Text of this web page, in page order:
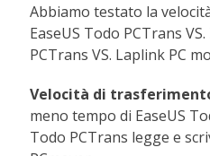
Abbiamo testato la
EaseUS Todo PCTrans
PCTrans VS. Laplink PC
Velocità di
meno tempo di EaseUS
Todo PCTrans legge e